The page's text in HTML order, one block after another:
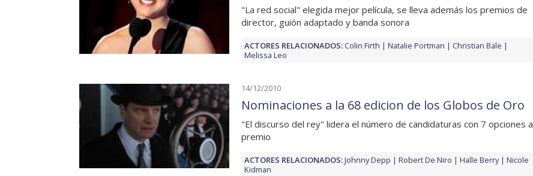
"La red social" elegida mejor película, se lleva además los premios de
director, guión adaptado y banda sonora
ACTORES RELACIONADOS:Colin Firth Natalie Portman
Christian Bale
Melissa Leo
14/12/2010
Nominaciones a la 68 edicion de los Globos de Oro
"El discurso del rey" lidera el número de candidaturas con 7 opciones a
premio
ACTORES RELACIONADOS:Johnny Depp Robert De Niro Halle Berry
Nicole
Kidman